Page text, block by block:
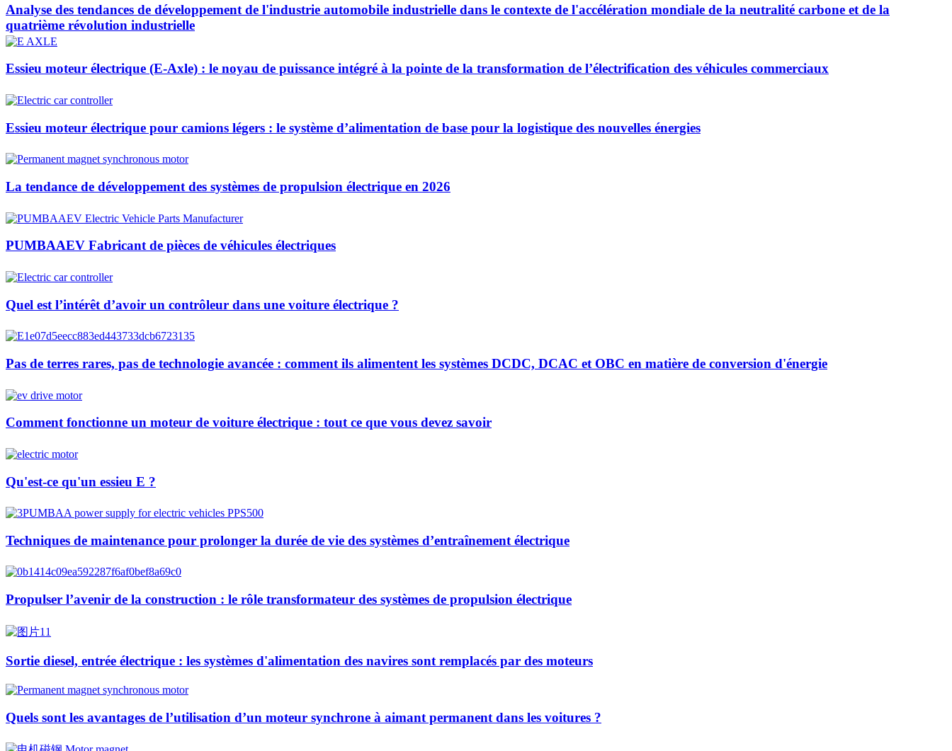
Analyse des tendances de développement de l'industrie automobile industrielle dans le contexte de l'accélération mondiale de la neutralité carbone et de la
quatrième révolution industrielle
Essieu moteur électrique (E-Axle) : le noyau de puissance intégré à la pointe de la transformation de l’électrification des véhicules commerciaux
Essieu moteur électrique pour camions légers : le système d’alimentation de base pour la logistique des nouvelles énergies
La tendance de développement des systèmes de propulsion électrique en 2026
PUMBAAEV Fabricant de pièces de véhicules électriques
Quel est l’intérêt d’avoir un contrôleur dans une voiture électrique ?
Pas de terres rares, pas de technologie avancée : comment ils alimentent les systèmes DCDC, DCAC et OBC en matière de conversion d'énergie
Comment fonctionne un moteur de voiture électrique : tout ce que vous devez savoir
Qu'est-ce qu'un essieu E ?
Techniques de maintenance pour prolonger la durée de vie des systèmes d’entraînement électrique
Propulser l’avenir de la construction : le rôle transformateur des systèmes de propulsion électrique
Sortie diesel, entrée électrique : les systèmes d'alimentation des navires sont remplacés par des moteurs
Quels sont les avantages de l’utilisation d’un moteur synchrone à aimant permanent dans les voitures ?